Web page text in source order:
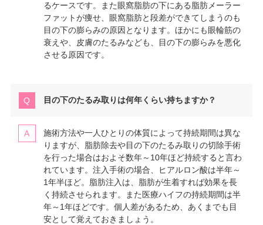
るケースです。また眼窩脂肪の下にある脂肪メーラー
ファットが痩せ、眼窩脂肪と段差ができてしまうのも
目の下の膨らみの原因となります。ほかにも眼輪筋の
衰えや、皮膚のたるみなども、目の下の膨らみを悪化
させる原因です。
目の下のたるみ取りは何年くらい持ちますか？
施術方法や一人ひとりの体質によって持続期間は異な
りますが、脂肪除去や目の下のたるみ取りの切除手術
を行った場合はおよそ数年～10年ほど持続すると言わ
れています。注入手術の場合、ヒアルロン酸は半年～
1年半ほど。脂肪注入は、脂肪が生着すれば効果を長
く持続させられます。また医療ハイフの持続期間は半
年～1年ほどです。個人差があるため、あくまでも目
安として覚えておきましょう。